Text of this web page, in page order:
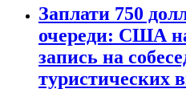
Заплати 750
очереди: США
запись на
туристических